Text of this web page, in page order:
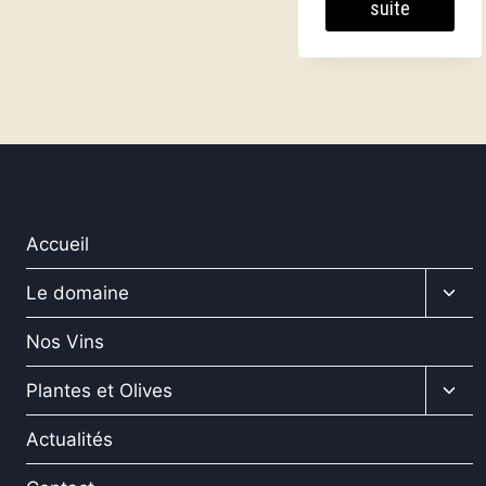
suite
Accueil
Le domaine
le
Nos Vins
Plantes et Olives
le
Actualités